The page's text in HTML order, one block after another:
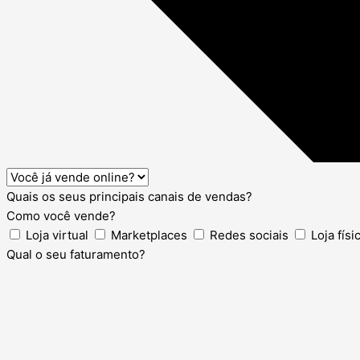
Quais os seus principais canais de vendas?
Como você vende?
Loja virtual
Marketplaces Redes sociais
Loja
Qual o seu faturamento?